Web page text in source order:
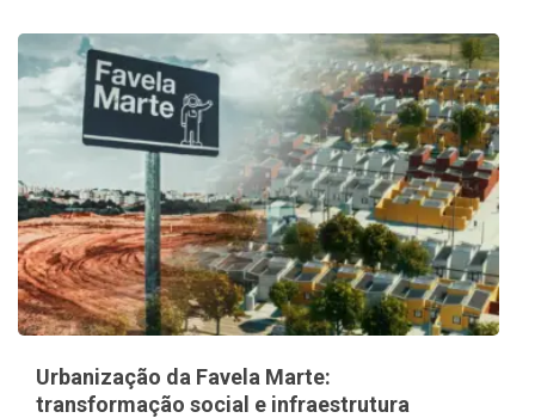
Urbanização da Favela Marte:
transformação social e infraestrutura